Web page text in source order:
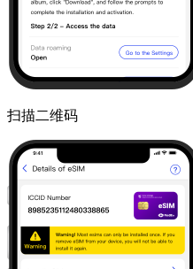
扫描二维码